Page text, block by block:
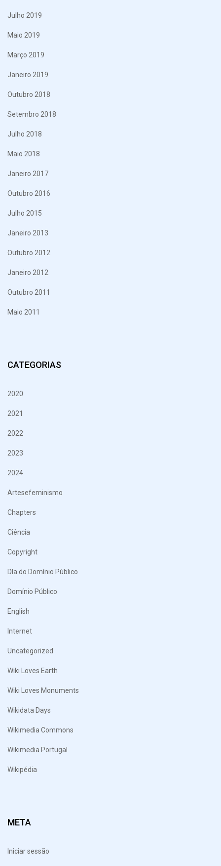
Julho 2019
Maio 2019
Março 2019
Janeiro 2019
Outubro 2018
Setembro 2018
Julho 2018
Maio 2018
Janeiro 2017
Outubro 2016
Julho 2015
Janeiro 2013
Outubro 2012
Janeiro 2012
Outubro 2011
Maio 2011
CATEGORIAS
2020
2021
2022
2023
2024
Artesefeminismo
Chapters
Ciência
Copyright
DIa do Domínio Público
Domínio Público
English
Internet
Uncategorized
Wiki Loves Earth
Wiki Loves Monuments
Wikidata Days
Wikimedia Commons
Wikimedia Portugal
Wikipédia
META
Iniciar sessão